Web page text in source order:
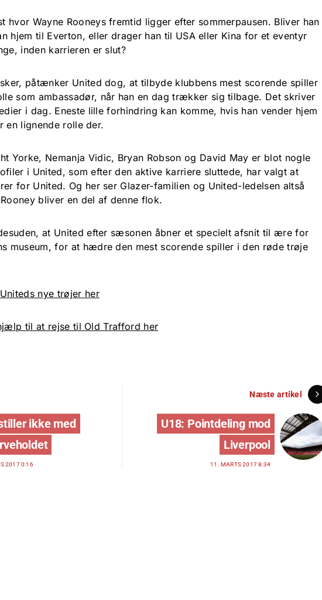
hvor Wayne Rooneys fremtid ligger efter sommerpausen. Bliver han
hjem til Everton, eller drager han til USA eller Kina for et eventyr
inden karrieren er slut?
påtænker United dog, at tilbyde klubbens mest scorende spiller
som ambassadør, når han en dag trækker sig tilbage. Det skriver
i dag. Eneste lille forhindring kan komme, hvis han vender hjem
en lignende rolle der.
Yorke, Nemanja Vidic, Bryan Robson og David May er blot nogle
i United, som efter den aktive karriere sluttede, har valgt at
for United. Og her ser Glazer-familien og United-ledelsen altså
bliver en del af denne flok.
at United efter sæsonen åbner et specielt afsnit til ære for
museum, for at hædre den mest scorende spiller i den røde trøje
nye trøjer her
til at rejse til Old Trafford her
ikke med
2017 0:16
Næste artikel
U18: Pointdeling mod
Liverpool
11. MARTS 2017 8:34